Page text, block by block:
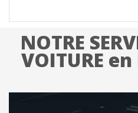
NOTRE
VOITURE